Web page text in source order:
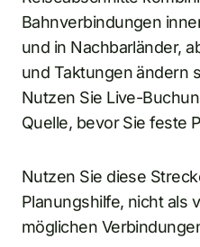
Bahnverbindungen
und in Nachbarländer,
und Taktungen ändern
Nutzen Sie Live-
Quelle, bevor Sie feste
Nutzen Sie diese
Planungshilfe, nicht als
möglichen